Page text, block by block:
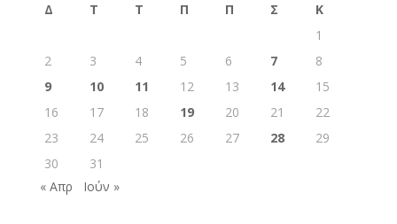
Δ Τ Τ Π Π Σ
Κ
1
2
3 4 5 6 7
8
9
10 11 12 13 14
15
16
17 18 19 20 21
22
23
24 25 26 27 28
29
30
31
« Απρ
Ιούν »